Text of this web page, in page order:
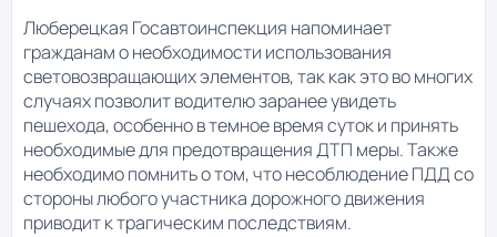
Люберецкая Госавтоинспекция напоминает
гражданам о необходимости использования
световозвращающих элементов, так как это во многих
случаях позволит водителю заранее увидеть
пешехода, особенно в темное время суток и принять
необходимые для предотвращения ДТП меры. Также
необходимо помнить о том, что несоблюдение ПДД со
стороны любого участника дорожного движения
приводит к трагическим последствиям.